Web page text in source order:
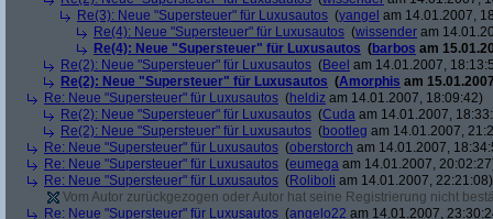
Re(3): Neue "Supersteuer" für Luxusautos (yangel am 14.01.2007,
Re(4): Neue "Supersteuer" für Luxusautos (wissender am
Re(4): Neue "Supersteuer" für Luxusautos (barbos am
Re(2): Neue "Supersteuer" für Luxusautos (Beel am 14.01.2007,
Re(2): Neue "Supersteuer" für Luxusautos (Amorphis am
Re: Neue "Supersteuer" für Luxusautos (heldiz am 14.01.2007, 18:09:42)
Re(2): Neue "Supersteuer" für Luxusautos (Cuda am 14.01.2007,
Re(2): Neue "Supersteuer" für Luxusautos (bootleg am 14.01.2007,
Re: Neue "Supersteuer" für Luxusautos (oberstorch am 14.01.2007,
Re: Neue "Supersteuer" für Luxusautos (eumega am 14.01.2007,
Re: Neue "Supersteuer" für Luxusautos (Roliboli am 14.01.2007, 22:21:08)
Vom Autor zurückgezogen oder Autor hat seine Registrierung nicht
Re: Neue "Supersteuer" für Luxusautos (angelo22 am 14.01.2007,